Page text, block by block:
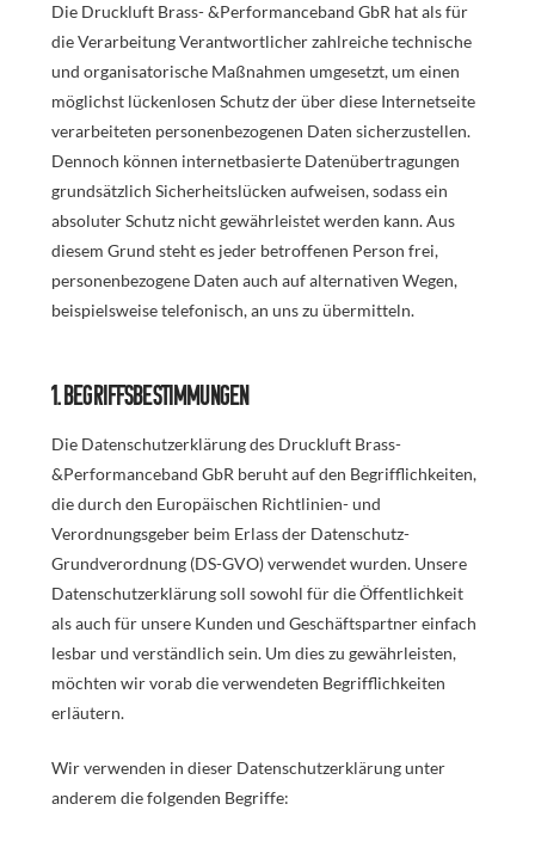
Die Druckluft Brass- &Performanceband GbR hat als für
die Verarbeitung Verantwortlicher zahlreiche technische
und organisatorische Maßnahmen umgesetzt, um einen
möglichst lückenlosen Schutz der über diese Internetseite
verarbeiteten personenbezogenen Daten sicherzustellen.
Dennoch können internetbasierte Datenübertragungen
grundsätzlich Sicherheitslücken aufweisen, sodass ein
absoluter Schutz nicht gewährleistet werden kann. Aus
diesem Grund steht es jeder betroffenen Person frei,
personenbezogene Daten auch auf alternativen Wegen,
beispielsweise telefonisch, an uns zu übermitteln.
1. Begriffsbestimmungen
Die Datenschutzerklärung des Druckluft Brass-
&Performanceband GbR beruht auf den Begrifflichkeiten,
die durch den Europäischen Richtlinien- und
Verordnungsgeber beim Erlass der Datenschutz-
Grundverordnung (DS-GVO) verwendet wurden. Unsere
Datenschutzerklärung soll sowohl für die Öffentlichkeit
als auch für unsere Kunden und Geschäftspartner einfach
lesbar und verständlich sein. Um dies zu gewährleisten,
möchten wir vorab die verwendeten Begrifflichkeiten
erläutern.
Wir verwenden in dieser Datenschutzerklärung unter
anderem die folgenden Begriffe: